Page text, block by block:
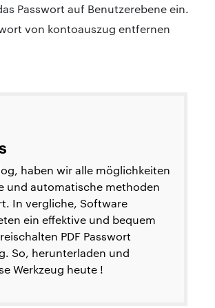
Passwort auf Benutzerebene ein.
haben wir alle möglichkeiten
und automatische methoden
In vergliche, Software
ein effektive und bequem
PDF Passwort
So, herunterladen und
Werkzeug heute !